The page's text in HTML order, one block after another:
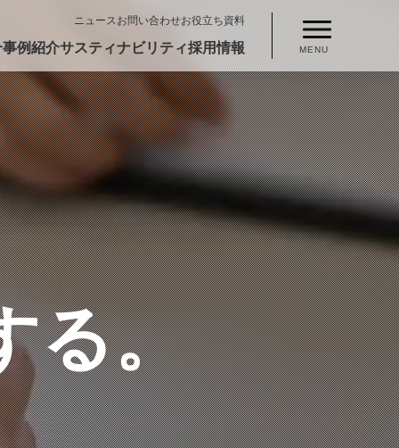
ニュースお問い合わせお役立ち資料
事例紹介サスティナビリティ採用情報 MENU
る。